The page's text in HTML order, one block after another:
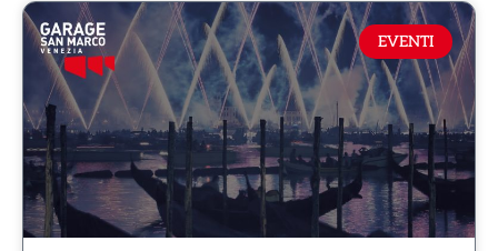
EVENTI